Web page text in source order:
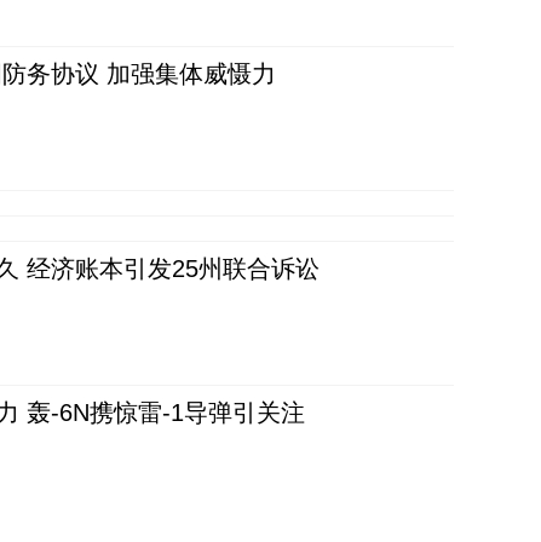
务协议 加强集体威慑力
经济账本引发25州联合诉讼
轰-6N携惊雷-1导弹引关注